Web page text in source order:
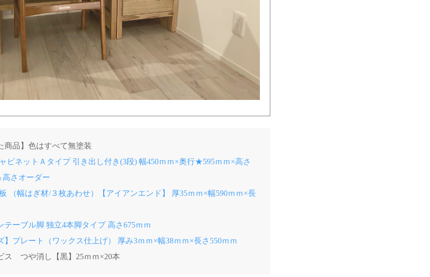
商品】色はすべて無塗装
ビネットＡタイプ 引き出し付き(3段) 幅450ｍｍ×奥行★595ｍｍ×高さ
さオーダー
（幅はぎ材/３枚あわせ）【アイアンエンド】 厚35ｍｍ×幅590ｍｍ×長
テーブル脚 独立4本脚タイプ 高さ675ｍｍ
】プレート（ワックス仕上げ） 厚み3ｍｍ×幅38ｍｍ×長さ550ｍｍ
ス つや消し【黒】25ｍｍ×20本